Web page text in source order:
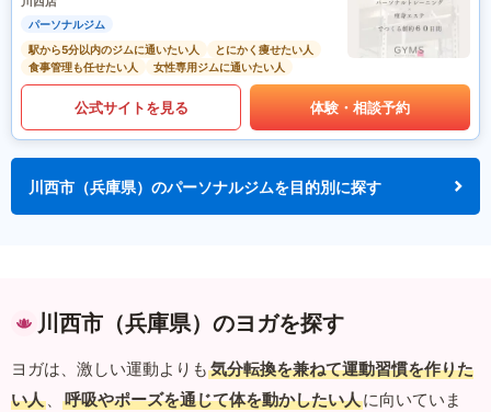
パーソナルジム
駅から5分以内のジムに通いたい人
とにかく痩せたい人
食事管理も任せたい人
女性専用ジムに通いたい人
公式サイトを見る 体験・相談予約
川西市（兵庫県）のパーソナルジムを目的別に探す
川西市（兵庫県）のヨガを探す
ヨガは、激しい運動よりも 気分転換を兼ねて運動習慣を作りた
い人 、 呼吸やポーズを通じて体を動かしたい人に向いていま